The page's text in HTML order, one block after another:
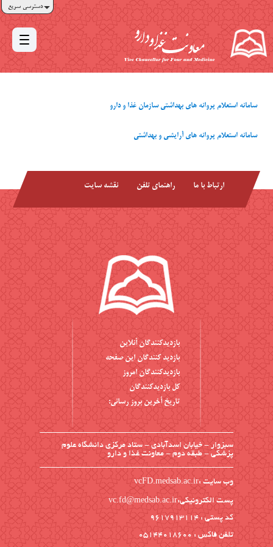
دسترسی سریع
سامانه استعلام پروانه های بهداشتی سازمان غذا و دارو
سامانه استعلام پروانه های آرایشی و بهداشتی
ارتباط با ما راهنمای تلفن نقشه سایت
بازديدکنندگان آنلاين
بازديد کنندگان اين صفحه
بازديدکنندگان امروز
کل بازديدکنندگان
تاریخ آخرین بروز رسانی:
سبزوار - خیابان اسدآبادی - ستاد مرکزی دانشگاه علوم
پزشکی - طبقه دوم - معاونت غذا و دارو
وب سایت :vcFD.medsab.ac.ir
پست الکترونیکی:vc.fd@medsab.ac.ir
کد پستی : 9617913114
تلفن فاکس : 05144018600